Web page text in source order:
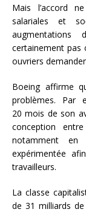
Mais l’accord
salariales et
augmentations
certainement pas
ouvriers
Boeing affirme
problèmes. Par
20 mois de son
conception
notamment en
expérimentée
travailleurs.
La classe
de 31 milliards